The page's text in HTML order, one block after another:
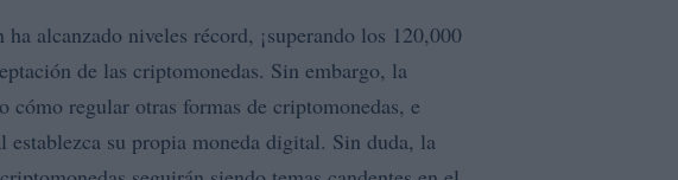
alcanzado niveles récord, ¡superando los 120,000
de las criptomonedas. Sin embargo, la
cómo regular otras formas de criptomonedas, e
su propia moneda digital. Sin duda, la